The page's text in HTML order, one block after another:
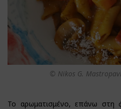
© Nikos G.
Το αρωματισμένο, επάνω στη